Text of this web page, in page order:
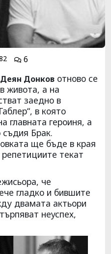
6
Донков отново се
живота, а на
заедно в
в която
главната героиня, а
съдия Брак.
ще бъде в края
текат
че
гладко и бившите
двамата актьори
неуспех,